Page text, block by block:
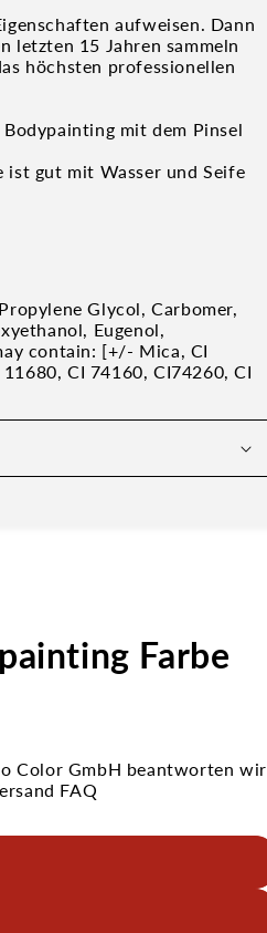
aufweisen. Dann
letzten 15 Jahren sammeln
höchsten professionellen
mit dem Pinsel
ist gut mit Wasser und Seife
Glycol, Carbomer,
Eugenol,
contain: [+/- Mica, CI
CI 74160, CI74260, CI
Farbe
Color GmbH beantworten wir
FAQ
Einstieg in neue